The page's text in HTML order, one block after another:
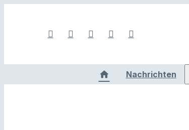
Nachrichten